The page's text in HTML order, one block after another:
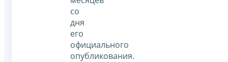
со
дня
его
официального
опубликования.